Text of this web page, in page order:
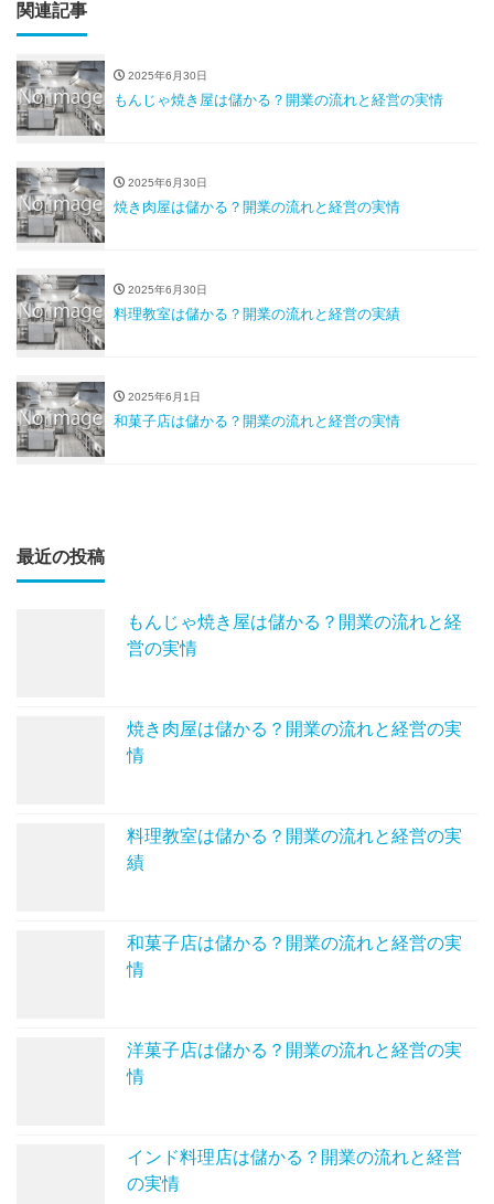
関連記事
2025年6月30日
もんじゃ焼き屋は儲かる？開業の流れと経営の実情
2025年6月30日
焼き肉屋は儲かる？開業の流れと経営の実情
2025年6月30日
料理教室は儲かる？開業の流れと経営の実績
2025年6月1日
和菓子店は儲かる？開業の流れと経営の実情
最近の投稿
もんじゃ焼き屋は儲かる？開業の流れと経
営の実情
焼き肉屋は儲かる？開業の流れと経営の実
情
料理教室は儲かる？開業の流れと経営の実
績
和菓子店は儲かる？開業の流れと経営の実
情
洋菓子店は儲かる？開業の流れと経営の実
情
インド料理店は儲かる？開業の流れと経営
の実情